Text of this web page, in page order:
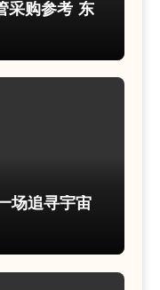
采购参考 东
场追寻宇宙